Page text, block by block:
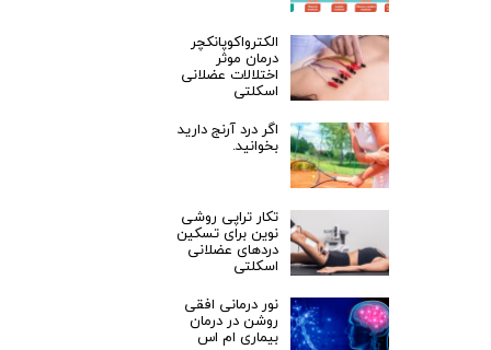
الکترواکوپانکچر
درمان موثر
اختلالات عضلانی
اسکلتی
اگر درد آرنج دارید
بخوانید.
تکار تراپی روشی
نوین برای تسکین
دردهای عضلانی
اسکلتی
نور درمانی افقی
روشن در درمان
بیماری ام اس